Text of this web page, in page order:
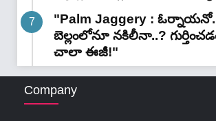
"Palm Jaggery :
బెల్లంలోనూ నకిలీనా..?
చాలా ఈజీ!"
Company